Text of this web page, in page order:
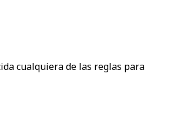
cualquiera de las reglas para